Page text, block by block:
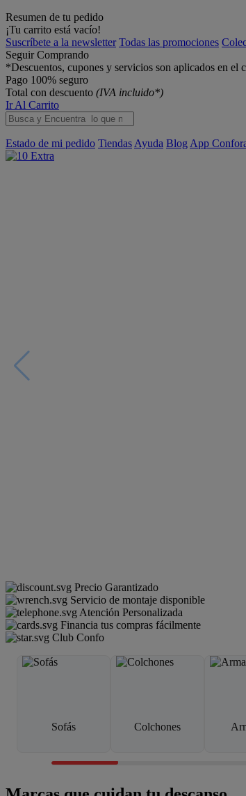
Resumen de tu pedido
¡Tu carrito está vacío!
Suscríbete a la newsletter Todas las promociones
Seguir Comprando
*Descuentos, cupones y servicios son aplicados en el
Pago 100% seguro
Total con descuento (IVA incluido*)
Ir Al Carrito
Estado de mi pedido Tiendas Ayuda Blog App
Precio Garantizado
Servicio de montaje disponible
Atención Personalizada
Financia tus compras fácilmente
Club Confo
Sofás Colchones